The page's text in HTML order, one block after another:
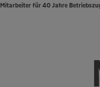
Pressemeldungen
Mitarbeiter für 40 Jahre